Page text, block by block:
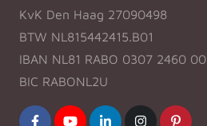
KvK Den Haag 27090498
BTW NL815442415.B01
IBAN NL81 RABO 0307 2460 00
BIC RABONL2U